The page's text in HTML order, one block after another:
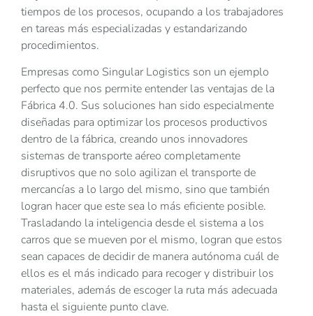
tiempos de los procesos, ocupando a los trabajadores
en tareas más especializadas y estandarizando
procedimientos.
Empresas como Singular Logistics son un ejemplo
perfecto que nos permite entender las ventajas de la
Fábrica 4.0. Sus soluciones han sido especialmente
diseñadas para optimizar los procesos productivos
dentro de la fábrica, creando unos innovadores
sistemas de transporte aéreo completamente
disruptivos que no solo agilizan el transporte de
mercancías a lo largo del mismo, sino que también
logran hacer que este sea lo más eficiente posible.
Trasladando la inteligencia desde el sistema a los
carros que se mueven por el mismo, logran que estos
sean capaces de decidir de manera autónoma cuál de
ellos es el más indicado para recoger y distribuir los
materiales, además de escoger la ruta más adecuada
hasta el siguiente punto clave.